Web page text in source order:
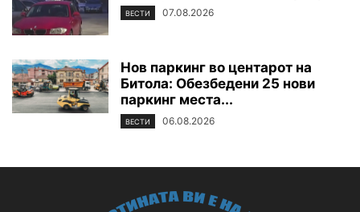
ВЕСТИ 07.08.2026
Нов паркинг во центарот на
Битола: Обезбедени 25 нови
паркинг места...
ВЕСТИ 06.08.2026